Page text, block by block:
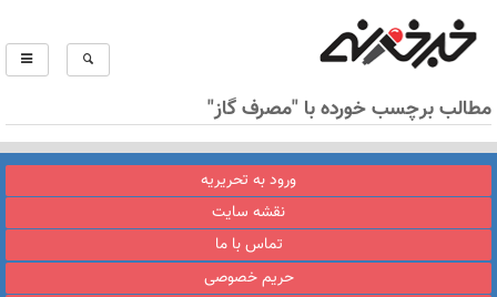
مطالب برچسب خورده با "مصرف گاز"
ورود به تحریریه
نقشه سایت
تماس با ما
حریم خصوصی